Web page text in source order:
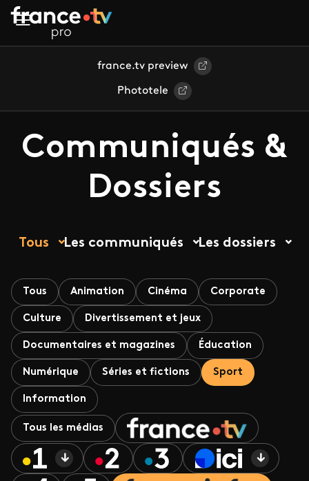
Aller au contenu principal
france.tv preview
Phototele
Communiqués &
Dossiers
Tous Les communiqués Les dossiers
Tous Animation Cinéma Corporate
Culture Divertissement et jeux
Documentaires et magazines Éducation
Numérique Séries et fictions Sport
Information
Tous les médias